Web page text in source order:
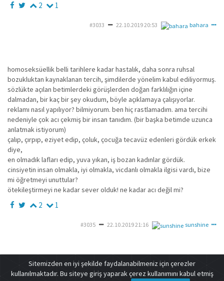
Sitemizden en iyi şekilde faydalanabilmeniz için çerezler
kullanılmaktadır. Bu siteye giriş yaparak çerez kullanımını kabul etmiş
2 1
#3033 22.10.2019 20:53 bahara
homoseksüellik belli tarihlere kadar hastalık, daha sonra ruhsal
bozukluktan kaynaklanan tercih, şimdilerde yönelim kabul ediliyormuş.
sözlükte açılan betimlerdeki görüşlerden doğan farklılığın içine
dalmadan, bir kaç bir şey okudum, böyle açıklamaya çalışıyorlar.
reklamı nasıl yapılıyor? bilmiyorum. ben hiç rastlamadım. ama tercihi
nedeniyle çok acı çekmiş bir insan tanıdım. (bir başka betimde uzunca
anlatmak istiyorum)
çalıp, çırpıp, eziyet edip, çoluk, çocuğa tecavüz edenleri gördük erkek
diye,
en olmadık lafları edip, yuva yıkan, iş bozan kadınlar gördük.
cinsiyetin insan olmakla, iyi olmakla, vicdanlı olmakla ilgisi vardı, bize
mi öğretmeyi unuttular?
ötekileştirmeyi ne kadar sever olduk! ne kadar acı değil mi?
2 1
#3035 22.10.2019 21:16 sunshine
deneme